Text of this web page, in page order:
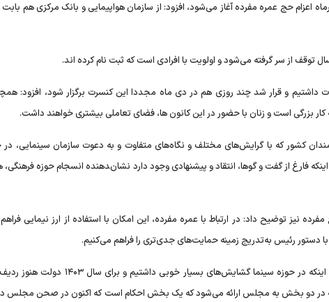
بیان اینکه بر اساس اعلام سازمان حج و زیارت از ۲۸ آذرماه اعزام حج عمره مفرده آغاز می‌شود، افزود: از سازمان هواپیمایی و بانک مرکزی
داشتیم و قرار شد چند روزی هم در دی ماه مجددا این کنسرت برگزار شود، افزود:
کشور که با گرایش‌های مختلف و نگاه‌های متفاوت و به دعوت سازمان سینمایی، در
فارغ از گفت و گوها، انتقاد و پیشنهادی وجود دارد نشان‌‍دهنده انسجام حوزه فرهنگی،
نیز توضیح داد: در ارتباط با عمره مفرده، این امکان با استفاده از ارز نیمایی
وی درباره افزایش بودجه سینما در بودجه ۱۴۰۳ با اشاره به اینکه در حوزه سینما گشایش‌های بسیار
در دو بخش به مجلس ارائه می‌شود که یک بخش احکام است که اکنون در صحن مجلس